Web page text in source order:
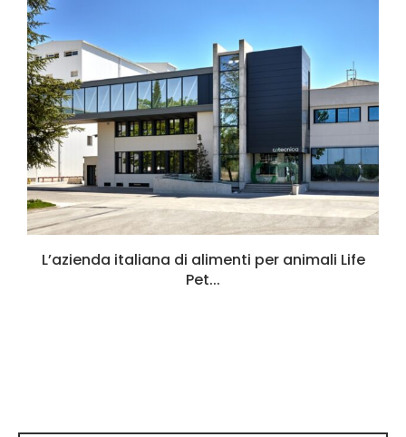
L’azienda italiana di alimenti per animali Life
Pet...